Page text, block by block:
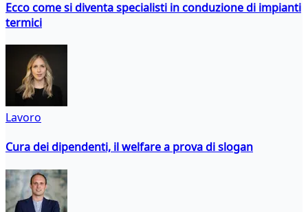
Ecco come si diventa specialisti in conduzione di impianti
termici
Lavoro
Cura dei dipendenti, il welfare a prova di slogan